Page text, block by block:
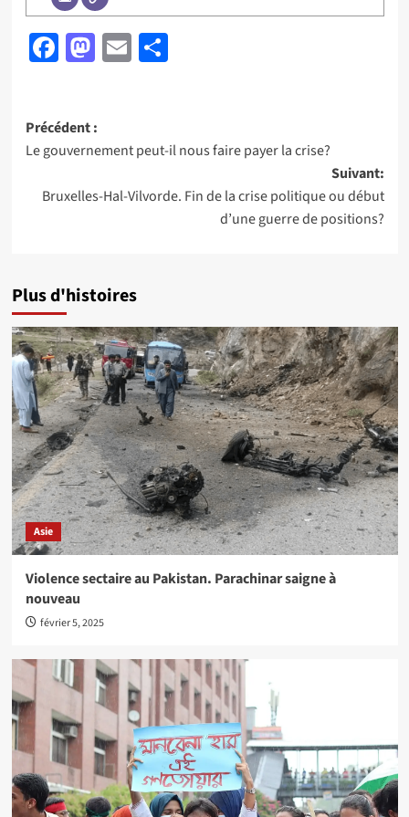
Facebook
Mastodon
EmailPartager
Navigation
d’article
Précédent :
Le gouvernement peut-il nous faire payer la crise?
Suivant:
Bruxelles-Hal-Vilvorde. Fin de la crise politique ou début
d’une guerre de positions?
Plus d'histoires
Asie
Violence sectaire au Pakistan. Parachinar saigne à
nouveau
février 5, 2025